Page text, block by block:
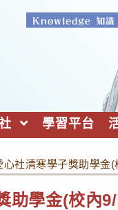
學習平台
社清寒學子獎助學金(
助學金(校內